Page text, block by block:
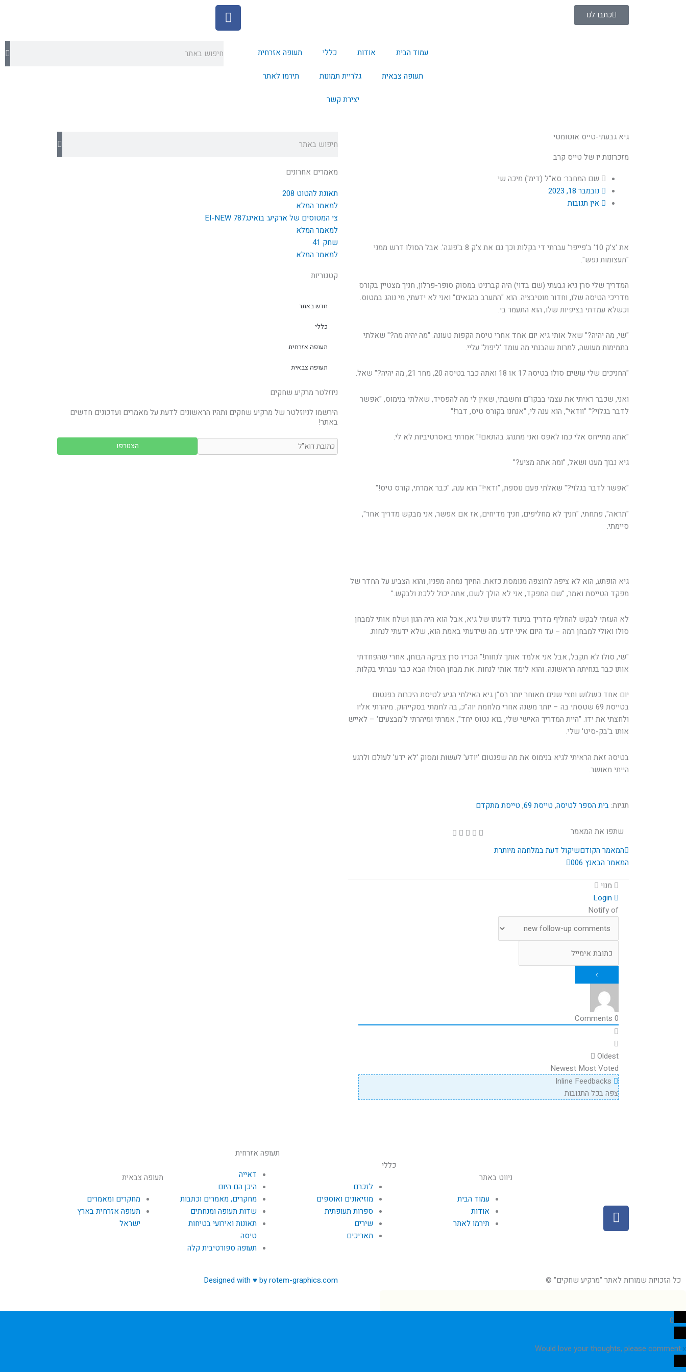
כתבו לנו F
a
c
e
b עמוד הבית אודות כללי תעופה אזרחית
תעופה צבאית גלריית תמונות תירמו לאתר
יצירת קשר
גיא גבעתי-טייס אוטומטי
מזכרונות יו של טייס קרב
שם המחבר: סא"ל (דימ') מיכה שי
נובמבר 18, 2023
אין תגובות
את 'צ'ק 10' ב'פייפר' עברתי די בקלות וכך גם את צ'ק 8 ב'פוגה'. אבל הסולו דרש ממני
"תעצומות נפש".
המדריך שלי סרן גיא גבעתי (שם בדוי) היה קברניט במסוק סופר-פרלון, חניך מצטיין בקורס
מדריכי הטיסה שלו, וחדור מוטיבציה. הוא "התערב בהגאים" ואני לא ידעתי, מי נוהג במטוס.
וכשלא עמדתי בציפיות שלו, הוא התעמר בי.
"שי, מה יהיה?" שאל אותי גיא יום אחד אחרי טיסת הקפות טעונה. "מה יהיה מה?" שאלתי
בתמימות מעושה, למרות שהבנתי מה עומד 'ליפול' עליי.
"החניכים שלי עושים סולו בטיסה 17 או 18 ואתה כבר בטיסה 20, מחר 21, מה יהיה?" שאל.
ואני, שכבר ראיתי את עצמי בבקו"ם וחשבתי, שאין לי מה להפסיד, שאלתי בנימוס, "אפשר
לדבר בגלוי?" "וודאי", הוא ענה לי, "אנחנו בקורס טיס, דבר!"
"אתה מתייחס אלי כמו לאפס ואני מתנהג בהתאם!" אמרתי באסרטיביות לא לי.
גיא נבוך מעט ושאל, "ומה אתה מציע?"
"אפשר לדבר בגלוי?" שאלתי פעם נוספת, "ודאי!" הוא ענה, "כבר אמרתי, קורס טיס!"
"תראה", פתחתי, "חניך לא מחליפים, חניך מדיחים, אז אם אפשר, אני מבקש מדריך אחר",
סיימתי.
גיא הופתע, הוא לא ציפה לחוצפה מנומסת כזאת. החיוך נמחה מפניו, והוא הצביע על החדר של
מפקד הטייסת ואמר, "שם המפקד, אני לא הולך לשם, אתה יכול ללכת ולבקש."
לא העזתי לבקש להחליף מדריך בניגוד לדעתו של גיא, אבל הוא היה הגון ושלח אותי למבחן
סולו ואולי למבחן רמה – עד היום איני יודע. מה שידעתי באמת הוא, שלא ידעתי לנחות.
"שי, סולו לא תקבל, אבל אני אלמד אותך לנחות!" הכריז סרן צביקה הבוחן, אחרי שהפחדתי
אותו כבר בנחיתה הראשונה. והוא לימד אותי לנחות. את מבחן הסולו הבא כבר עברתי בקלות.
יום אחד כשלוש וחצי שנים מאוחר יותר רס"ן גיא האילתי הגיע לטיסת היכרות בפנטום
בטייסת 69 שטסתי בה – יותר משנה אחרי מלחמת יוה"כ, בה לחמתי בסקייהוק. מיהרתי אליו
ולחצתי את ידו. "היית המדריך האישי שלי, בוא נטוס יחד", אמרתי ומיהרתי ל'מבצעים' – לאייש
אותו ב'בק-סיט' שלי.
בטיסה זאת הראיתי לגיא בנימוס את מה שפנטום 'יודע' לעשות ומסוק 'לא ידע' לעולם ולרגע
הייתי מאושר.
תגיות: בית הספר לטיסה, טייסת 69 , טייסת מתקדם
שתפו את המאמר
קודם
המאמר הקודםשיקול דעת במלחמה מיותרת
המאמר הבאנץ 006
הבא
מנוי
Notify of
0
Oldest
Newest Most Voted
צפה בכל התגובות
מאמרים אחרונים
תאונת להטוט 208
למאמר המלא
צי המטוסים של ארקיע: בואינג787 EI-NEW
למאמר המלא
שחק 41
למאמר המלא
קטגוריות
חדש באתר
כללי
תעופה אזרחית
תעופה צבאית
ניוזלטר מרקיע שחקים
הירשמו לניוזלטר של מרקיע שחקים ותהיו הראשונים לדעת על מאמרים ועדכונים חדשים
באתר!
F
a
c
o
o
ניווט באתר
עמוד הבית
אודות
תירמו לאתר
כללי
לזכרם
מוזיאונים ואוספים
ספרות תעופתית
שירים
תאריכים
תעופה אזרחית
דאייה
היכן הם היום
מחקרים, מאמרים וכתבות
שדות תעופה ומנחתים
תאונות ואירועי בטיחות
טיסה
תעופה ספורטיבית קלה
תעופה צבאית
מחקרים ומאמרים
תעופה אזרחית בארץ
ישראל
כל הזכויות שמורות לאתר "מרקיע שחקים" © Designed with ♥ by rotem-graphics.com
0
Would love your thoughts, please comment.x